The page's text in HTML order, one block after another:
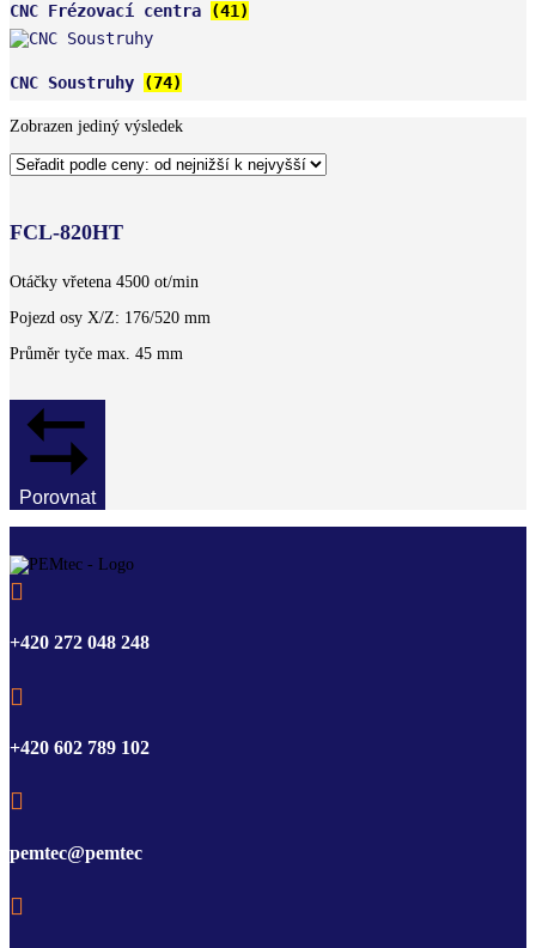
CNC Frézovací centra (41)
CNC Soustruhy (74)
Zobrazen jediný výsledek
FCL-820HT
Otáčky vřetena 4500 ot/min
Pojezd osy X/Z: 176/520 mm
Průměr tyče max. 45 mm
Porovnat

+420 272 048 248

+420 602 789 102

pemtec@pemtec
